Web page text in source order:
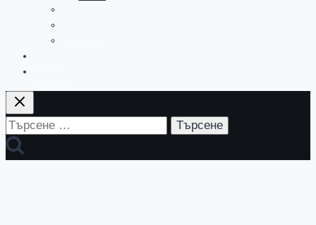
Търсене
за: